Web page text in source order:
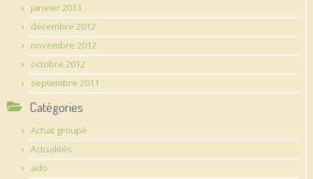
janvier 2013
décembre 2012
novembre 2012
octobre 2012
septembre 2011
Catégories
Achat groupé
Actualités
ado